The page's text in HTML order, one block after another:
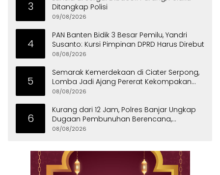
3
Ditangkap Polisi
09/08/2026
4
PAN Banten Bidik 3 Besar Pemilu, Yandri
Susanto: Kursi Pimpinan DPRD Harus Direbut
08/08/2026
5
Semarak Kemerdekaan di Ciater Serpong,
Lomba Jadi Ajang Pererat Kekompakan
Warga
08/08/2026
6
Kurang dari 12 Jam, Polres Banjar Ungkap
Dugaan Pembunuhan Berencana,
Tersangka Diciduk di Bandung
08/08/2026